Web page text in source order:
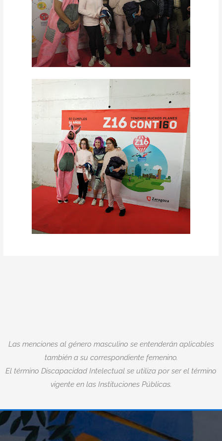
Las menciones al género masculino se entenderán aplicables
también a su correspondiente femenino.
El término Discapacidad Intelectual se utiliza por ser el término
vigente en las Instituciones Públicas.